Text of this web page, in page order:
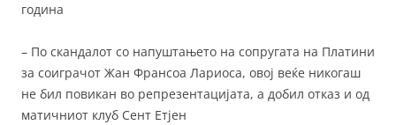
година
– По скандалот со напуштањето на сопругата на Платини
за соиграчот Жан Франсоа Лариоса, овој веќе никогаш
не бил повикан во репрезентацијата, а добил отказ и од
матичниот клуб Сент Етјен